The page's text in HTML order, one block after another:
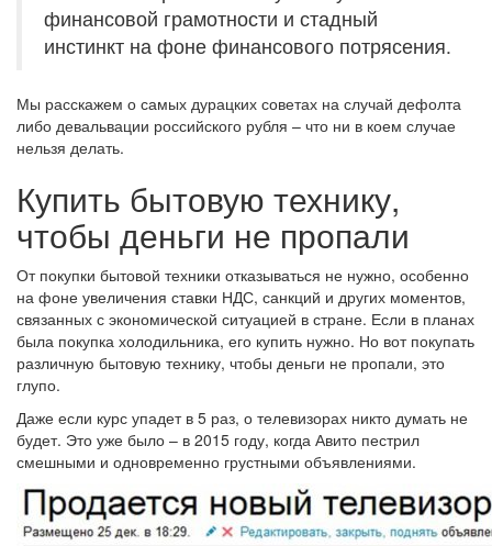
финансовой грамотности и стадный
инстинкт на фоне финансового потрясения.
Мы расскажем о самых дурацких советах на случай дефолта
либо девальвации российского рубля – что ни в коем случае
нельзя делать.
Купить бытовую технику,
чтобы деньги не пропали
От покупки бытовой техники отказываться не нужно, особенно
на фоне увеличения ставки НДС, санкций и других моментов,
связанных с экономической ситуацией в стране. Если в планах
была покупка холодильника, его купить нужно. Но вот покупать
различную бытовую технику, чтобы деньги не пропали, это
глупо.
Даже если курс упадет в 5 раз, о телевизорах никто думать не
будет. Это уже было – в 2015 году, когда Авито пестрил
смешными и одновременно грустными объявлениями.